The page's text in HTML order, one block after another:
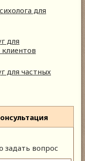
для
для
для частных
задать вопрос